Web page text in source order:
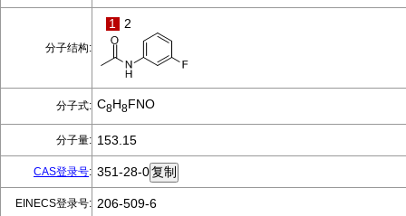
分子结构:
1 2
分子式: C8H8FNO
分子量: 153.15
CAS登录号: 351-28-0
EINECS登录号: 206-509-6